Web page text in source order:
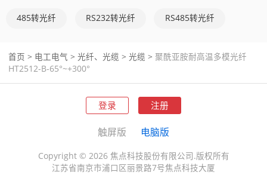
485转光纤 RS232转光纤 RS485转光纤
首页 > 电工电气 > 光纤、光缆 > 光缆 > 聚酰亚胺耐高温多模光纤
HT2512-B-65°~+300°
登录 注册
触屏版 电脑版
Copyright © 2026 焦点科技股份有限公司.版权所有
江苏省南京市浦口区丽景路7号焦点科技大厦